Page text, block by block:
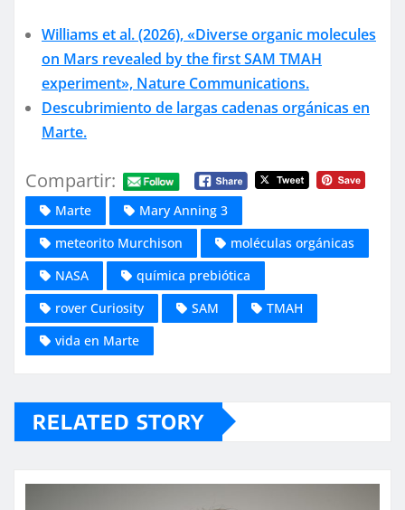
Williams et al. (2026), «Diverse organic molecules
on Mars revealed by the first SAM TMAH
experiment», Nature Communications.
Descubrimiento de largas cadenas orgánicas en
Marte.
Compartir:
Marte
Mary Anning 3
meteorito Murchison
moléculas orgánicas
NASA
química prebiótica
rover Curiosity
SAM
TMAH
vida en Marte
RELATED STORY